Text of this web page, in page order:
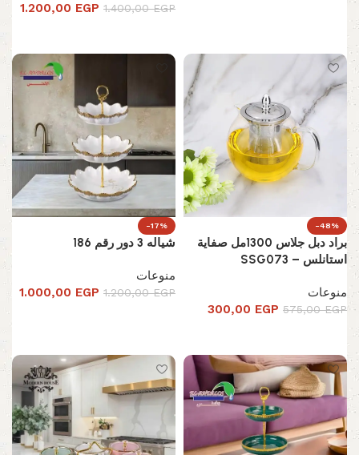
1.400,00EGP
1.200,00 EGP
-48%
براد دبل جلاس 1300مل صفاية
استانلس – SSG073
منوعات
575,00EGP
300,00 EGP
-17%
شياله 3 دور رقم 186
منوعات
1.200,00EGP
1.000,00 EGP